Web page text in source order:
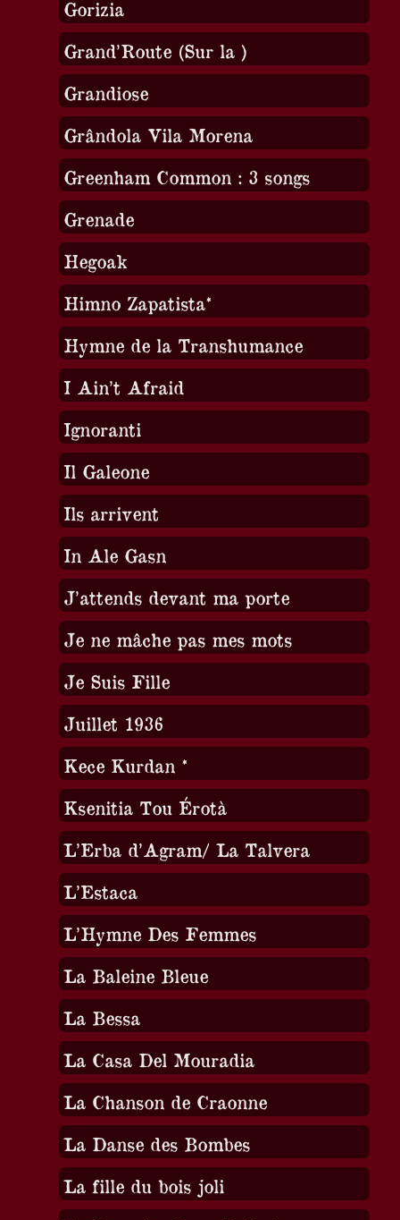
Gorizia
Grand’Route (Sur la )
Grandiose
Grândola Vila Morena
Greenham Common : 3 songs
Grenade
Hegoak
Himno Zapatista*
Hymne de la Transhumance
I Ain’t Afraid
Ignoranti
Il Galeone
Ils arrivent
In Ale Gasn
J’attends devant ma porte
Je ne mâche pas mes mots
Je Suis Fille
Juillet 1936
Kece Kurdan *
Ksenitia Tou Érotà
L’Erba d’Agram/ La Talvera
L’Estaca
L’Hymne Des Femmes
La Baleine Bleue
La Bessa
La Casa Del Mouradia
La Chanson de Craonne
La Danse des Bombes
La fille du bois joli